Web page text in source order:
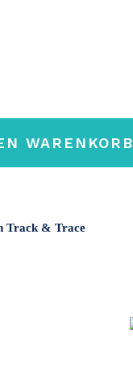
WARENKORB
Track & Trace